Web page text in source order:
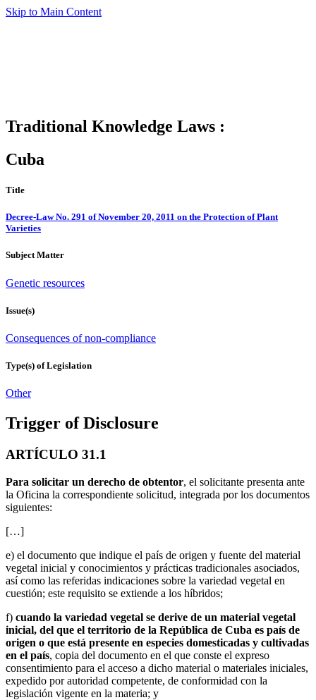
Skip to Main Content
Traditional Knowledge Laws :
Cuba
Title
Decree-Law No. 291 of November 20, 2011 on the Protection of Plant
Varieties
Subject Matter
Genetic resources
Issue(s)
Consequences of non-compliance
Type(s) of Legislation
Other
Trigger of Disclosure
ARTÍCULO 31.1
Para solicitar un derecho de obtentor, el solicitante presenta ante
la Oficina la correspondiente solicitud, integrada por los documentos
siguientes:
[…]
e) el documento que indique el país de origen y fuente del material
vegetal inicial y conocimientos y prácticas tradicionales asociados,
así como las referidas indicaciones sobre la variedad vegetal en
cuestión; este requisito se extiende a los híbridos;
f) cuando la variedad vegetal se derive de un material vegetal
inicial, del que el territorio de la República de Cuba es país de
origen o que está presente en especies domesticadas y cultivadas
en el país, copia del documento en el que conste el expreso
consentimiento para el acceso a dicho material o materiales iniciales,
expedido por autoridad competente, de conformidad con la
legislación vigente en la materia; y